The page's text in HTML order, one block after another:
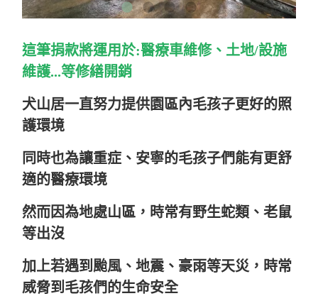
這筆捐款將運用於:醫療車維修、土地/設施
維護...等修繕開銷
犬山居一直努力提供園區內毛孩子更好的照
護環境
同時也為讓重症、安寧的毛孩子們能有更舒
適的醫療環境
然而因為地處山區，時常有野生蛇類、老鼠
等出沒
加上若遇到颱風、地震、豪雨等天災，時常
威脅到毛孩們的生命安全